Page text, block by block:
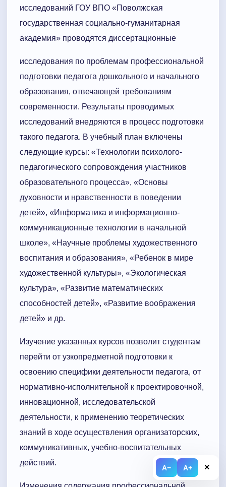
A− A+ ×
исследований ГОУ ВПО «Поволжская
государственная социально-гуманитарная
академия» проводятся диссертационные
исследования по проблемам профессиональной
подготовки педагога дошкольного и начального
образования, отвечающей требованиям
современности. Результаты проводимых
исследований внедряются в процесс подготовки
такого педагога. В учебный план включены
следующие курсы: «Технологии психолого-
педагогического сопровождения участников
образовательного процесса», «Основы
духовности и нравственности в поведении
детей», «Информатика и информационно-
коммуникационные технологии в начальной
школе», «Научные проблемы художественного
воспитания и образования», «Ребенок в мире
художественной культуры», «Экологическая
культура», «Развитие математических
способностей детей», «Развитие воображения
детей» и др.
Изучение указанных курсов позволит студентам
перейти от узкопредметной подготовки к
освоению специфики деятельности педагога, от
нормативно-исполнительной к проектировочной,
инновационной, исследовательской
деятельности, к применению теоретических
знаний в ходе осуществления организаторских,
коммуникативных, учебно-воспитательных
действий.